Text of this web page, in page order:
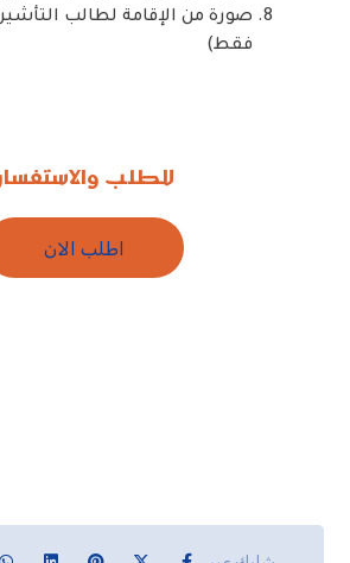
صورة من الإقامة لطالب
فقط)
للطلب
اطلب الان